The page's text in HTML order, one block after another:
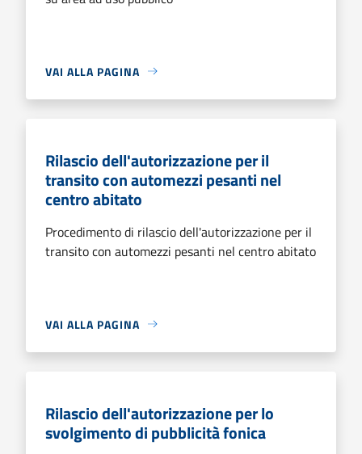
VAI ALLA PAGINA
Rilascio dell'autorizzazione per il
transito con automezzi pesanti nel
centro abitato
Procedimento di rilascio dell'autorizzazione per il
transito con automezzi pesanti nel centro abitato
VAI ALLA PAGINA
Rilascio dell'autorizzazione per lo
svolgimento di pubblicità fonica